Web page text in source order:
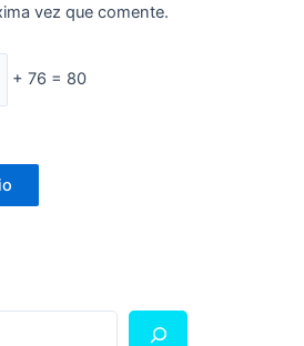
vez que comente.
+ 76 = 80